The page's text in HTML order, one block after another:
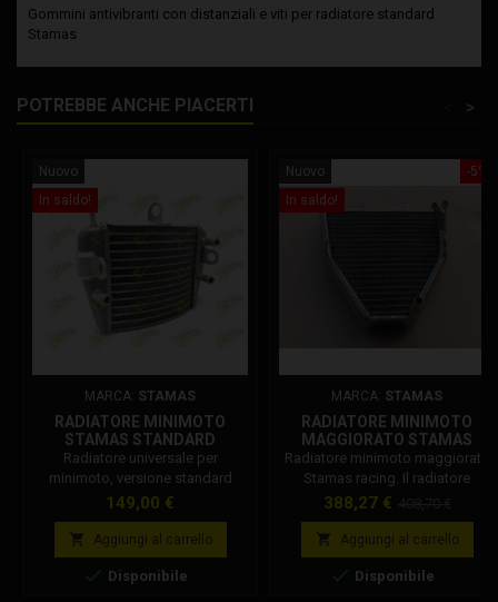
Gommini antivibranti con distanziali e viti per radiatore standard
Stamas
POTREBBE ANCHE PIACERTI >
Nuovo
In saldo!
MARCA: STAMAS
RADIATORE MINIMOTO
STAMAS STANDARD
Radiatore universale per
minimoto, versione standard
curva. Peso radiatore 535
Prezzo
149,00 €
 Aggiungi al carrello
 Disponibile
-5%
Nuovo
In saldo!
MARCA: STAMAS
RADIATORE MINIMOTO
MAGGIORATO STAMAS
RACING
Radiatore minimoto maggiorato
Stamas racing. Il radiatore
maggiorato consente di
corretta del liquido di
raffreddamento anche nelle
condizioni di gara.
Prezzo
388,27 €
base
 Aggiungi al carrello
 Disponibile